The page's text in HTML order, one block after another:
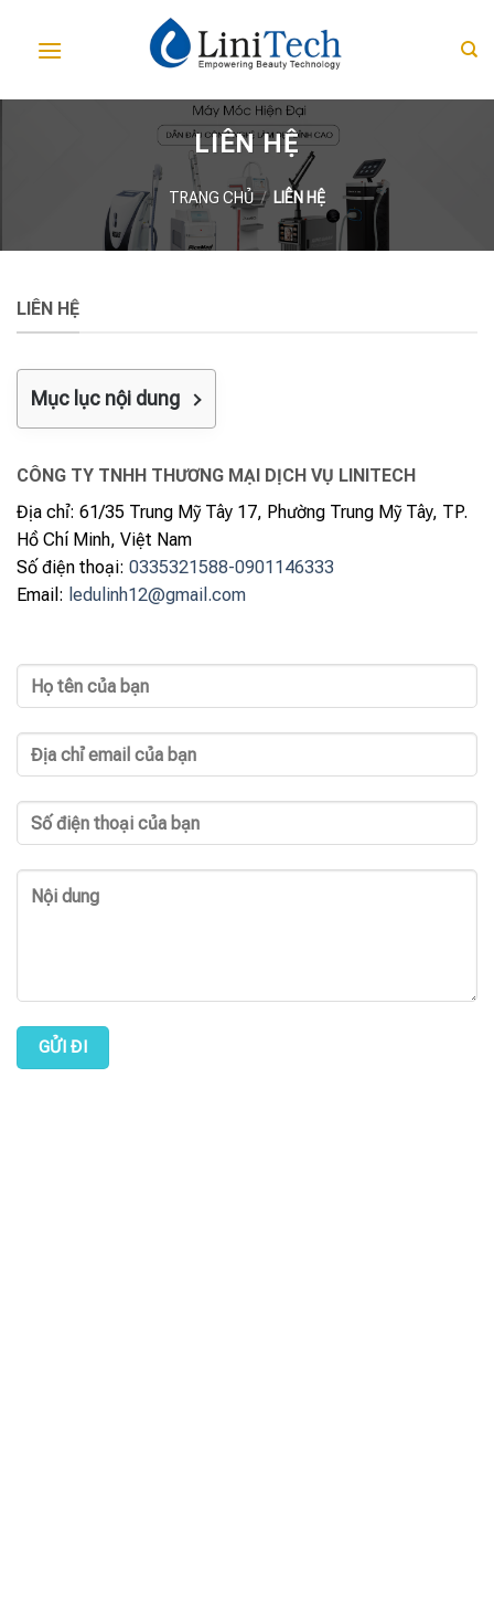
LIÊN HỆ
TRANG CHỦ / LIÊN HỆ
LIÊN HỆ
Mục lục nội dung
CÔNG TY TNHH THƯƠNG MẠI DỊCH VỤ LINITECH
Địa chỉ: 61/35 Trung Mỹ Tây 17, Phường Trung Mỹ Tây, TP.
Hồ Chí Minh, Việt Nam
Số điện thoại: 0335321588-0901146333
Email: ledulinh12@gmail.com